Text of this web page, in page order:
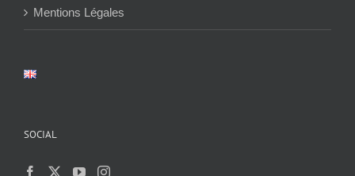
Mentions Légales
SOCIAL